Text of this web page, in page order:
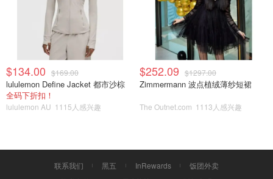
$134.00 $169.00
lululemon Define Jacket 都市沙棕
全码下折扣！
lululemon AU 1115人感兴趣
$252.09 $1297.00
Zimmermann 波点植绒薄纱短裙
The Outnet.com 1113人感兴趣
联系我们 黑五 InRewards
饭团外卖